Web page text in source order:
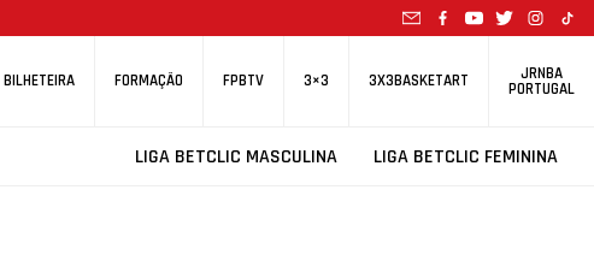
BILHETEIRA FORMAÇÃO FPBTV 3×3 3X3BASKETART JRNBA
PORTUGAL
LIGA BETCLIC MASCULINA LIGA BETCLIC FEMININA